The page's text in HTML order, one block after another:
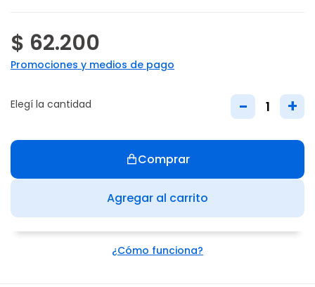
$ 62.200
Promociones y medios de pago
Elegí la cantidad - +
Agregar al carrito
Comprar
¿Cómo funciona?